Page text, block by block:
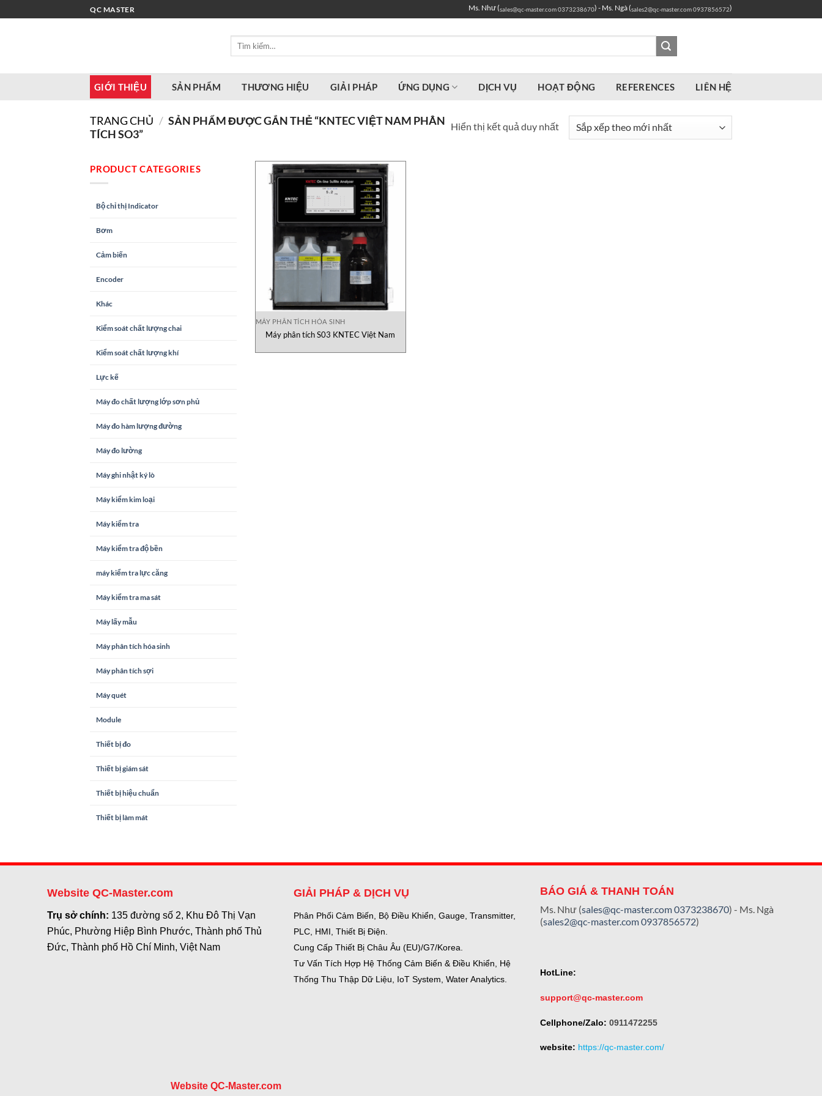
qua
QC MASTER Ms. Như (sales@qc-master.com0373238670) - Ms. Ngà (sales2@qc-master.com0937856572)
Tìm
GIỚI THIỆU SẢN PHẨM THƯƠNG HIỆU GIẢI PHÁP ỨNG DỤNG DỊCH VỤ HOẠT ĐỘNG REFERENCES LIÊN HỆ
TRANG CHỦ / SẢN PHẨM ĐƯỢC GẮN THẺ “KNTEC VIỆT NAM PHÂN
TÍCH SO3”
Hiển thị kết quả duy nhất
PRODUCT CATEGORIES
Bộ chỉ thị Indicator
Bơm
Cảm biến
Encoder
Khác
Kiểm soát chất lượng chai
Kiểm soát chất lượng khí
Lực kế
Máy đo chất lượng lớp sơn phủ
Máy đo hàm lượng đường
Máy đo lường
Máy ghi nhật ký lò
Máy kiểm kim loại
Máy kiểm tra
Máy kiểm tra độ bền
máy kiểm tra lực căng
Máy kiểm tra ma sát
Máy lấy mẫu
Máy phân tích hóa sinh
Máy phân tích sợi
Máy quét
Module
Thiết bị đo
Thiết bị giám sát
Thiết bị hiệu chuẩn
Thiết bị làm mát
MÁY PHÂN TÍCH HÓA SINH
Máy phân tích S03 KNTEC Việt Nam
Website QC-Master.com
Trụ sở chính: 135 đường số 2, Khu Đô Thị Vạn
Phúc, Phường Hiệp Bình Phước, Thành phố Thủ
Đức, Thành phố Hồ Chí Minh, Việt Nam
GIẢI PHÁP & DỊCH VỤ
Phân Phối Cảm Biến, Bộ Điều Khiển, Gauge, Transmitter,
PLC, HMI, Thiết Bị Điện.
Cung Cấp Thiết Bị Châu Âu (EU)/G7/Korea.
Tư Vấn Tích Hợp Hệ Thống Cảm Biến & Điều Khiển, Hệ
Thống Thu Thập Dữ Liệu, IoT System, Water Analytics.
BÁO GIÁ & THANH TOÁN
Ms. Như (sales@qc-master.com0373238670) - Ms. Ngà
(sales2@qc-master.com0937856572)
HotLine:
support@qc-master.com
Cellphone/Zalo: 0911472255
website: https://qc-master.com/
Website QC-Master.com